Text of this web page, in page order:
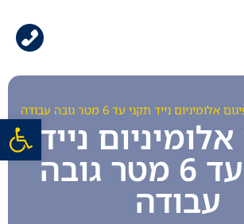
אלומיניום נייד תקני עד 6 מטר גובה עבודה
נייד
תקני עד 6 מטר גובה
עבודה
פתח